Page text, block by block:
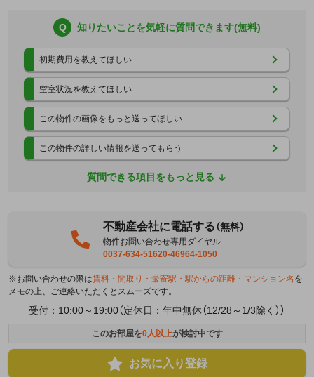
Q 知りたいことを気軽に質問できます(無料)
初期費用を教えてほしい
空室状況を教えてほしい
この物件の画像をもっと送ってほしい
この物件の詳しい情報を送ってもらう
質問できる項目をもっと見る
不動産会社に電話する（無料）
物件お問い合わせ専用ダイヤル
0037-634-51620-46964-1050
※お問い合わせの際は賃料・間取り・最寄駅・駅からの距離・マンション名 を
メモの上、ご連絡いただくとスムーズです。
受付：10:00～19:00（定休日：年中無休（12/28～1/3除く））
このお部屋を0人以上が検討中です
お気に入り登録